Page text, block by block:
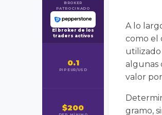
BROKER
PATROCINADO
El broker de los
traders activos
0.1
PIP EUR/USD
$200
A lo
como el
utilizado
algunas
valor
gramo,